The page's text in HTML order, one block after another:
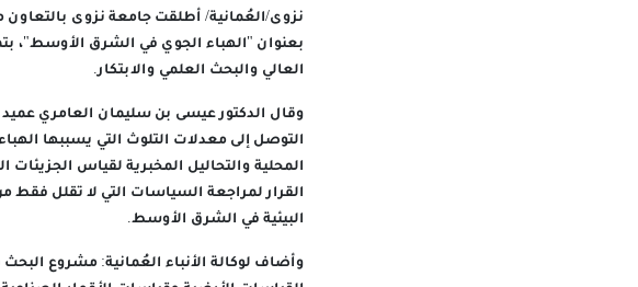
نزوى/العُمانية/ أطلقت جامعة نزوى
بعنوان "الهباء الجوي في الشرق الأوسط"،
العالي والبحث العلمي والابتكار.
وقال الدكتور عيسى بن سليمان العامري
التوصل إلى معدلات التلوث التي يسببها
المحلية والتحاليل المخبرية لقياس
القرار لمراجعة السياسات التي لا تقلل فقط
البيئية في الشرق الأوسط.
وأضاف لوكالة الأنباء العُمانية: مشروع